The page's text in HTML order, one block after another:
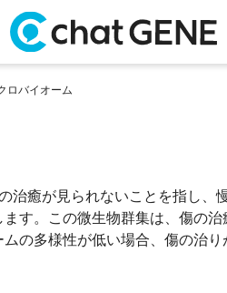
ロバイオーム
治癒が見られないことを指し、
す。この微生物群集は、傷の治
の多様性が低い場合、傷の治り